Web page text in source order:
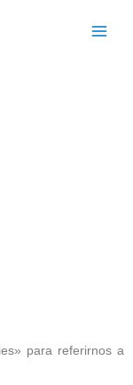
para referirnos a